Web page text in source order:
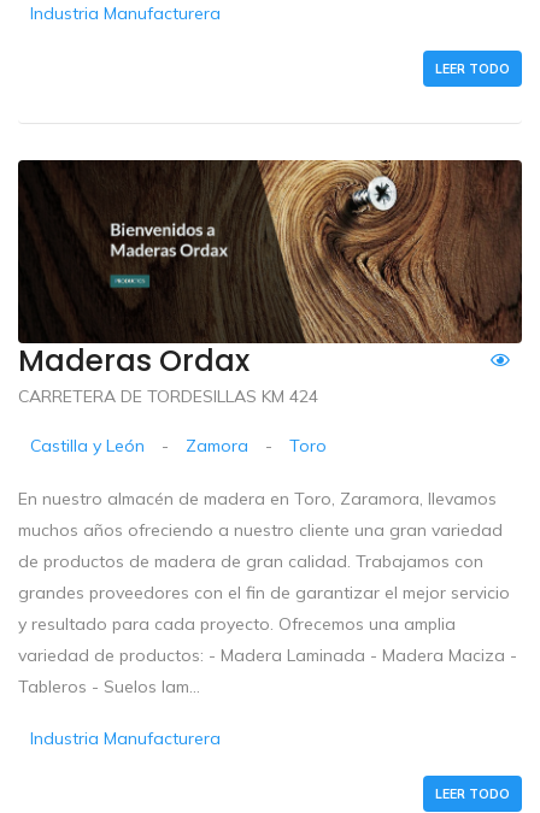
Industria Manufacturera
LEER TODO
Maderas Ordax
CARRETERA DE TORDESILLAS KM 424
Castilla y León - Zamora - Toro
En nuestro almacén de madera en Toro, Zaramora, llevamos
muchos años ofreciendo a nuestro cliente una gran variedad
de productos de madera de gran calidad. Trabajamos con
grandes proveedores con el fin de garantizar el mejor servicio
y resultado para cada proyecto. Ofrecemos una amplia
variedad de productos: - Madera Laminada - Madera Maciza -
Tableros - Suelos lam...
Industria Manufacturera
LEER TODO